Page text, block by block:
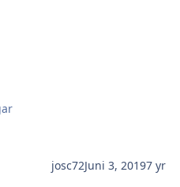
josc72Juni 3, 20197 yr